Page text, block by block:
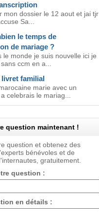
mon dossier le 12 aout et jai tjr
Sa...
le temps de
de mariage ?
le monde je suis nouvelle ici je
ccm en a...
livret familial
marie avec un
celebrais le mariag...
question maintenant !
question et obtenez des
bénévoles et de
gratuitement.
question :
en détails :